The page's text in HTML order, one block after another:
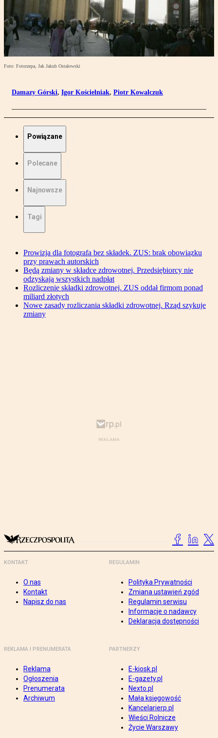
Foto: Fotorzepa, Jak Jakub Ostałowski
Damazy Górski, Igor Kościelniak, Piotr Kowalczuk
Powiązane
Polecane
Najnowsze
Tagi
Prowizja dla fotografa bez składek. ZUS: brak obowiązku
przy prawach autorskich
Będą zmiany w składce zdrowotnej. Przedsiębiorcy nie
odzyskają wszystkich nadpłat
Rozliczenie składki zdrowotnej. ZUS oddał firmom ponad
miliard złotych
Nowe zasady rozliczania składki zdrowotnej. Rząd szykuje
zmiany
KONTAKT
O nas
Kontakt
Napisz do nas
REGULAMIN
Polityka Prywatności
Zmiana ustawień zgód
Regulamin serwisu
Informacje o nadawcy
Deklaracja dostępności
REKLAMA I PRENUMERATA
Reklama
Ogłoszenia
Prenumerata
Archiwum
PARTNERZY
E-kiosk.pl
E-gazety.pl
Nexto.pl
Mała księgowość
Kancelarierp.pl
Wieści Rolnicze
Życie Warszawy